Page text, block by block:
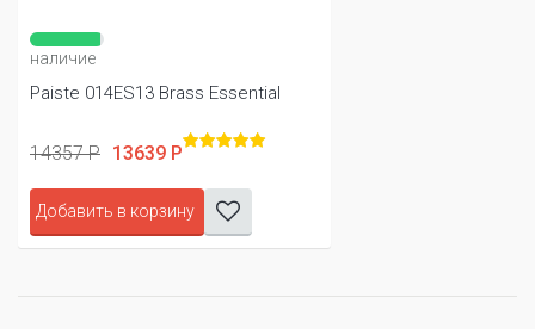
наличие
Paiste 014ES13 Brass Essential
14357 Р 13639 Р
Добавить в корзину